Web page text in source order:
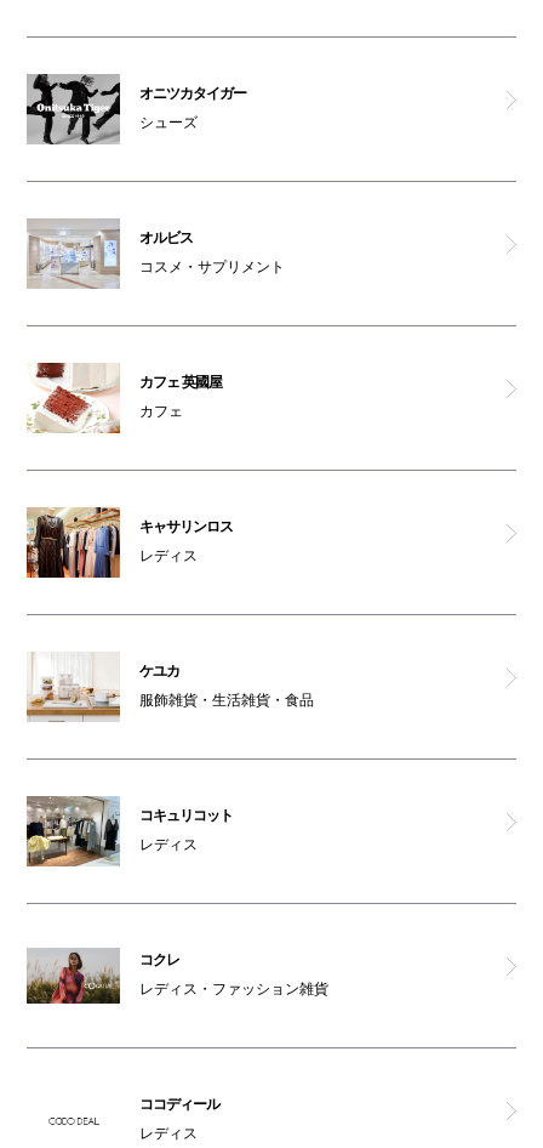
生麺専門 鎌倉パスタ
コリアンキッチン シジャン
男女トイレ(本館B1F)
女性専用トイレ(本館B1F)
オニツカタイガー
シューズ
オルビス
コスメ・サプリメント
カフェ 英國屋
カフェ
キャサリンロス
レディス
ケユカ
服飾雑貨・生活雑貨・食品
コキュリコット
レディス
コクレ
レディス・ファッション雑貨
ココディール
レディス